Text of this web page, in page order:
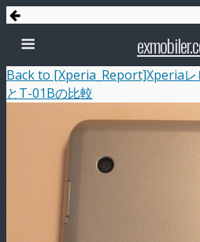
Back to [Xperia_Report]Xperia
とT-01Bの比較